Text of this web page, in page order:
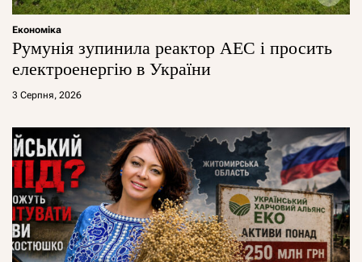
Економіка
Румунія зупинила реактор АЕС і просить
електроенергію в України
3 Серпня, 2026